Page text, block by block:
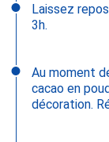
Laissez
3h.
Au moment
cacao en
décoration.